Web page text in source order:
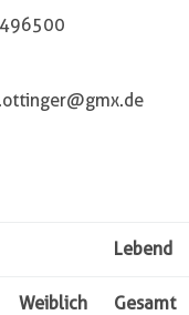
Lebend
Weiblich Gesamt